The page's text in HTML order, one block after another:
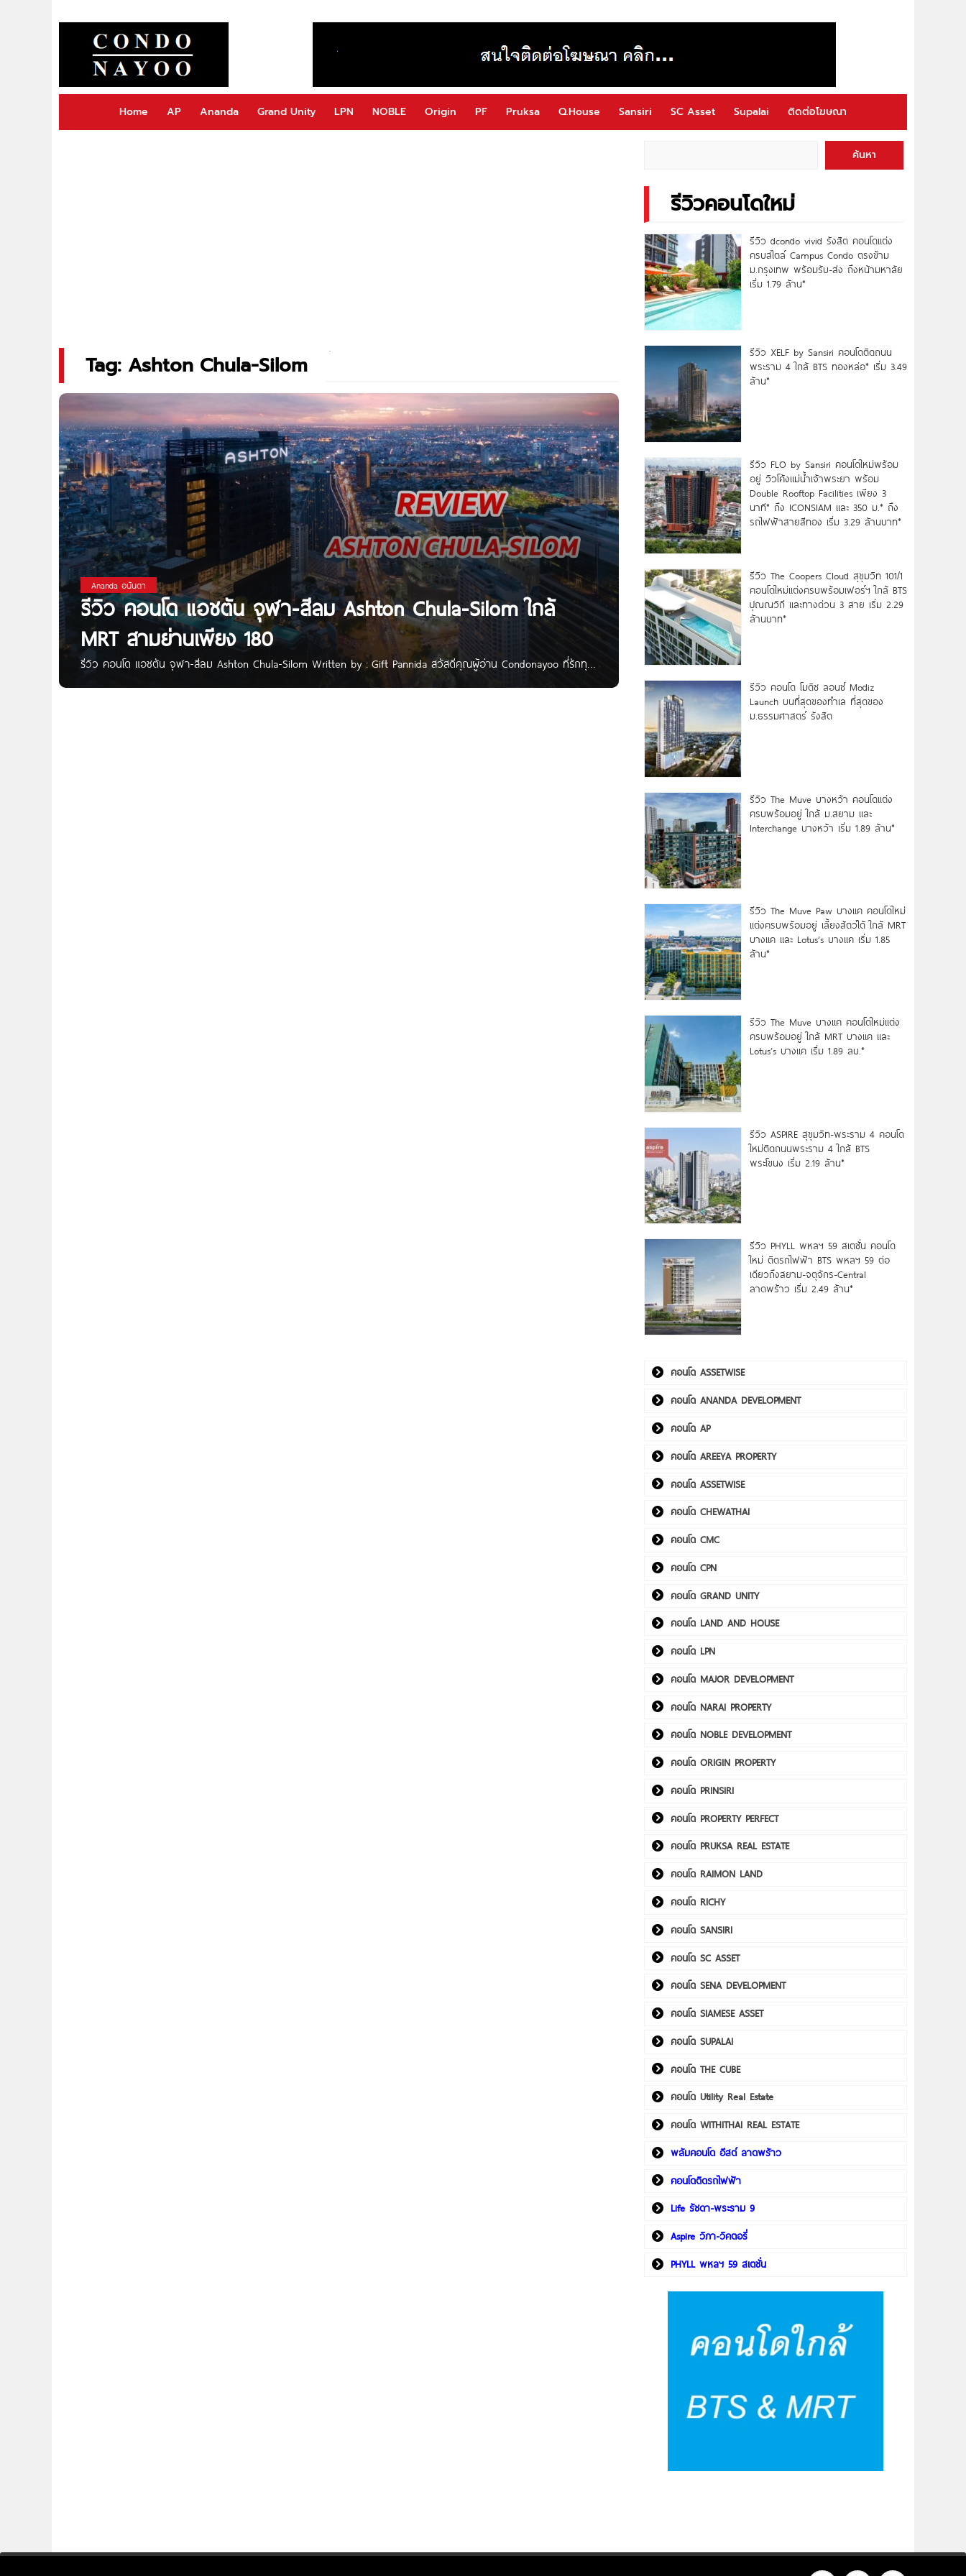
Home AP Ananda Grand Unity LPN NOBLE Origin PF Pruksa Q.House Sansiri SC Asset Supalai ติดต่อโฆษณา
Tag: Ashton Chula-Silom
Ananda อนันดา
รีวิว คอนโด แอชตัน จุฬา-สีลม Ashton Chula-Silom ใกล้
MRT สามย่านเพียง 180
รีวิว คอนโด แอชตัน จุฬา-สีลม Ashton Chula-Silom Written by : Gift Pannida สวัสดีคุณผู้อ่าน Condonayoo ที่รักทุก
ค้นหา
รีวิวคอนโดใหม่
รีวิว dcondo vivid รังสิต คอนโดแต่ง
ครบสไตล์ Campus Condo ตรงข้าม
ม.กรุงเทพ พร้อมรับ-ส่ง ถึงหน้ามหาลัย
เริ่ม 1.79 ล้าน*
รีวิว XELF by Sansiri คอนโดติดถนน
พระราม 4 ใกล้ BTS ทองหล่อ* เริ่ม 3.49
ล้าน*
รีวิว FLO by Sansiri คอนโดใหม่พร้อม
อยู่ วิวโค้งแม่น้ำเจ้าพระยา พร้อม
Double Rooftop Facilities เพียง 3
นาที* ถึง ICONSIAM และ 350 ม.* ถึง
รถไฟฟ้าสายสีทอง เริ่ม 3.29 ล้านบาท*
รีวิว The Coopers Cloud สุขุมวิท 101/1
คอนโดใหม่แต่งครบพร้อมเฟอร์ฯ ใกล้ BTS
ปุณณวิถี และทางด่วน 3 สาย เริ่ม 2.29
ล้านบาท*
รีวิว คอนโด โมดิซ ลอนซ์ Modiz
Launch บนที่สุดของทำเล ที่สุดของ
ม.ธรรมศาสตร์ รังสิต
รีวิว The Muve บางหว้า คอนโดแต่ง
ครบพร้อมอยู่ ใกล้ ม.สยาม และ
Interchange บางหว้า เริ่ม 1.89 ล้าน*
รีวิว The Muve Paw บางแค คอนโดใหม่
แต่งครบพร้อมอยู่ เลี้ยงสัตว์ได้ ใกล้ MRT
บางแค และ Lotus’s บางแค เริ่ม 1.85
ล้าน*
รีวิว The Muve บางแค คอนโดใหม่แต่ง
ครบพร้อมอยู่ ใกล้ MRT บางแค และ
Lotus’s บางแค เริ่ม 1.89 ลบ.*
รีวิว ASPIRE สุขุมวิท-พระราม 4 คอนโด
ใหม่ติดถนนพระราม 4 ใกล้ BTS
พระโขนง เริ่ม 2.19 ล้าน*
รีวิว PHYLL พหลฯ 59 สเตชั่น คอนโด
ใหม่ ติดรถไฟฟ้า BTS พหลฯ 59 ต่อ
เดียวถึงสยาม-จตุจักร-Central
ลาดพร้าว เริ่ม 2.49 ล้าน*
คอนโด ASSETWISE
คอนโด ANANDA DEVELOPMENT
คอนโด AP
คอนโด AREEYA PROPERTY
คอนโด ASSETWISE
คอนโด CHEWATHAI
คอนโด CMC
คอนโด CPN
คอนโด GRAND UNITY
คอนโด LAND AND HOUSE
คอนโด LPN
คอนโด MAJOR DEVELOPMENT
คอนโด NARAI PROPERTY
คอนโด NOBLE DEVELOPMENT
คอนโด ORIGIN PROPERTY
คอนโด PRINSIRI
คอนโด PROPERTY PERFECT
คอนโด PRUKSA REAL ESTATE
คอนโด RAIMON LAND
คอนโด RICHY
คอนโด SANSIRI
คอนโด SC ASSET
คอนโด SENA DEVELOPMENT
คอนโด SIAMESE ASSET
คอนโด SUPALAI
คอนโด THE CUBE
คอนโด Utility Real Estate
คอนโด WITHITHAI REAL ESTATE
พลัมคอนโด อีสต์ ลาดพร้าว
คอนโดติดรถไฟฟ้า
Life รัชดา-พระราม 9
Aspire วิภา-วิคตอรี่
PHYLL พหลฯ 59 สเตชั่น